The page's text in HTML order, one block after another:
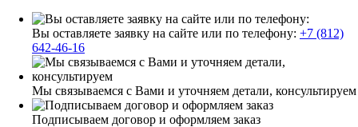
Вы оставляете заявку на сайте или по телефону: +7 (812)
642-46-16
Мы связываемся с Вами и уточняем детали, консультируем
Подписываем договор и оформляем заказ